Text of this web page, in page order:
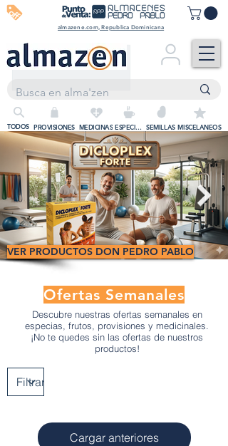
almazene.com, Republica Dominicana
off
+
PROVISIONES MEDICINAS SEMILLAS
ESPECIAS MISCELANEOS
TODOS
VER PRODUCTOS DON PEDRO PABLO
Ofertas Semanales
Descubre nuestras ofertas semanales en
especias, frutos, provisiones y medicinales.
¡No te quedes sin las ofertas de nuestros
productos!
Cargar anteriores